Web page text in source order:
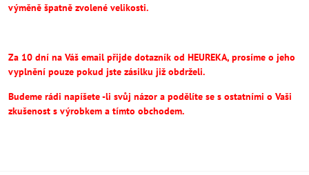
výměně špatně zvolené velikosti.
Za 10 dní na Váš email přijde dotazník od HEUREKA, prosíme o jeho
vyplnění pouze pokud jste zásilku již obdrželi.
Budeme rádi napíšete -li svůj názor a podělíte se s ostatními o Vaši
zkušenost s výrobkem a tímto obchodem.